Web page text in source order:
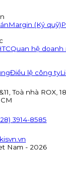
Margin (Ký quỹ)
Quan hệ doanh
Điều lệ công ty
Toà nhà ROX,
3914-8585
Nam - 2026